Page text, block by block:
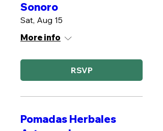
Sonoro
Sat, Aug 15
More info
RSVP
Pomadas Herbales